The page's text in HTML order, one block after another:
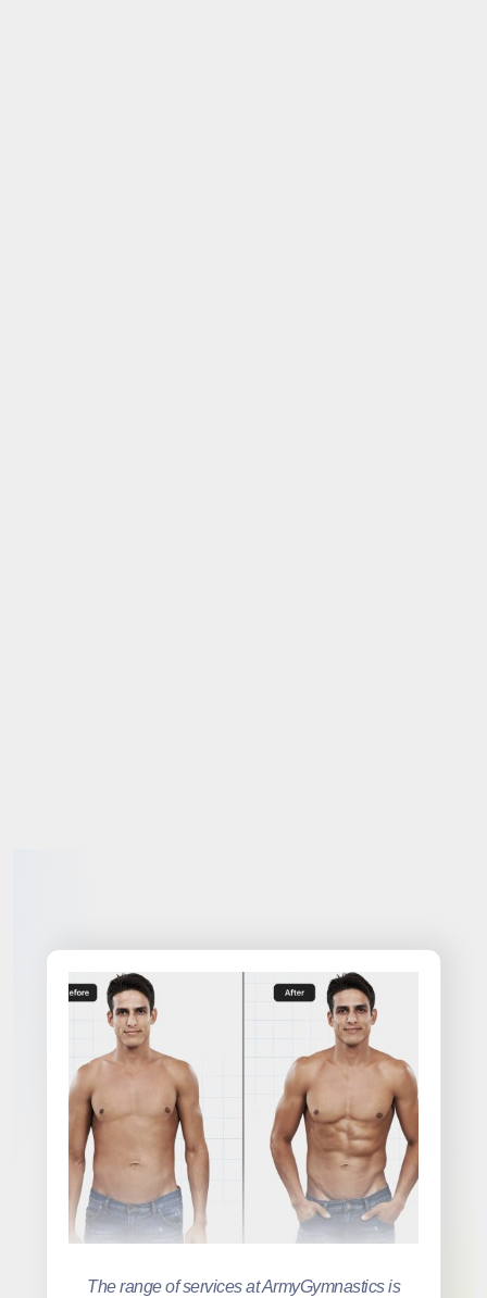
The range of services at ArmyGymnastics is